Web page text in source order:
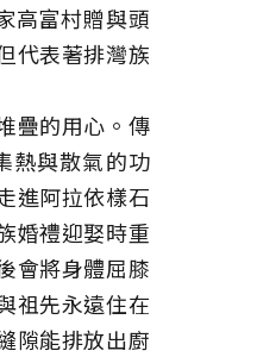
高富村贈與頭
代表著排灣族
疊的用心。傳
熱與散氣的功
進阿拉依樣石
婚禮迎娶時重
會將身體屈膝
祖先永遠住在
隙能排放出廚